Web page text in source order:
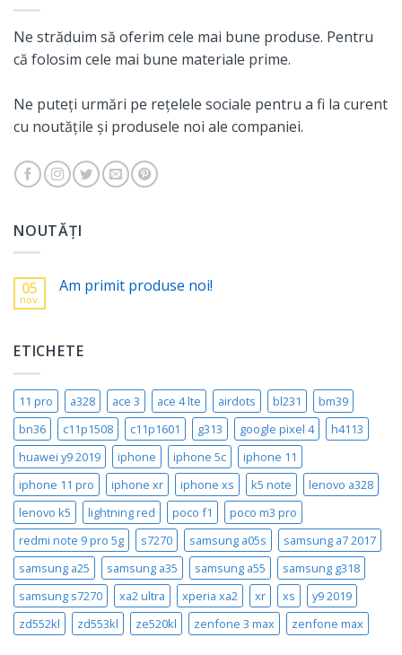
Ne străduim să oferim cele mai bune produse. Pentru
că folosim cele mai bune materiale prime.
Ne puteți urmări pe rețelele sociale pentru a fi la curent
cu noutățile și produsele noi ale companiei.
NOUTĂȚI
05
nov.
Am primit produse noi!
ETICHETE
11 pro a328 ace 3 ace 4 lte airdots bl231
bm39
bn36
c11p1508 c11p1601 g313 google pixel 4
h4113
huawei y9 2019
iphone iphone 5c
iphone 11
iphone 11 pro
iphone xr iphone xs k5 note
lenovo a328
lenovo k5
lightning red poco f1
poco m3 pro
redmi note 9 pro 5g
s7270 samsung a05s
samsung a7 2017
samsung a25
samsung a35 samsung a55
samsung g318
samsung s7270
xa2 ultra xperia xa2 xr xs
y9 2019
zd552kl
zd553kl ze520kl zenfone 3 max zenfone max